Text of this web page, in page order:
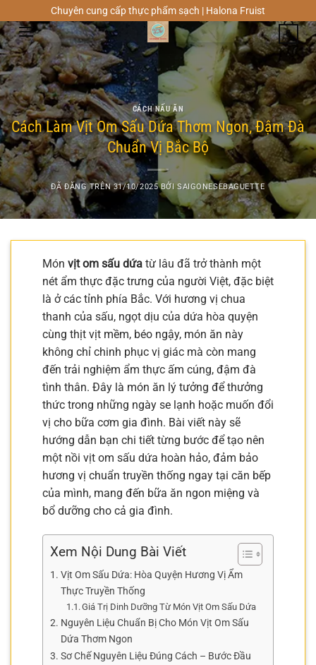
đến
nội
dung
Chuyên cung cấp thực phẩm sạch | Halona Fruist
0
CÁCH NẤU ĂN
Cách Làm Vịt Om Sấu Dứa Thơm Ngon, Đậm Đà
Chuẩn Vị Bắc Bộ
ĐÃ ĐĂNG TRÊN31/10/2025 BỞISAIGONESEBAGUETTE
Món vịt om sấu dứa từ lâu đã trở thành một
nét ẩm thực đặc trưng của người Việt, đặc biệt
là ở các tỉnh phía Bắc. Với hương vị chua
thanh của sấu, ngọt dịu của dứa hòa quyện
cùng thịt vịt mềm, béo ngậy, món ăn này
không chỉ chinh phục vị giác mà còn mang
đến trải nghiệm ẩm thực ấm cúng, đậm đà
tình thân. Đây là món ăn lý tưởng để thưởng
thức trong những ngày se lạnh hoặc muốn đổi
vị cho bữa cơm gia đình. Bài viết này sẽ
hướng dẫn bạn chi tiết từng bước để tạo nên
một nồi vịt om sấu dứa hoàn hảo, đảm bảo
hương vị chuẩn truyền thống ngay tại căn bếp
của mình, mang đến bữa ăn ngon miệng và
bổ dưỡng cho cả gia đình.
Xem Nội Dung Bài Viết
Vịt Om Sấu Dứa: Hòa Quyện Hương Vị Ẩm
Thực Truyền Thống
Giá Trị Dinh Dưỡng Từ Món Vịt Om Sấu Dứa
Nguyên Liệu Chuẩn Bị Cho Món Vịt Om Sấu
Dứa Thơm Ngon
Sơ Chế Nguyên Liệu Đúng Cách – Bước Đầu